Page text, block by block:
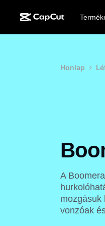
Honlap
A
mozgásuk
vonzóak